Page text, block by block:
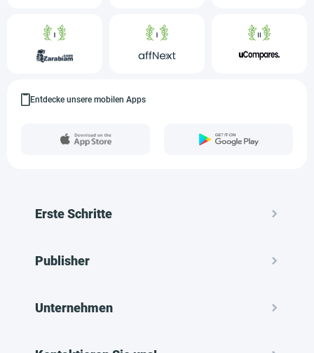
Entdecke unsere mobilen Apps
Erste Schritte
Publisher
Unternehmen